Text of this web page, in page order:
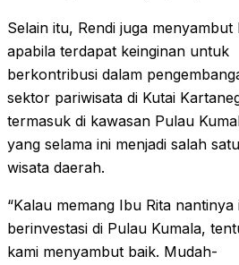
Selain itu, Rendi juga menyambut
apabila terdapat keinginan untuk
berkontribusi dalam
sektor pariwisata di Kutai
termasuk di kawasan Pulau
yang selama ini menjadi salah
wisata daerah.
“Kalau memang Ibu Rita nantinya
berinvestasi di Pulau Kumala,
kami menyambut baik. Mudah-